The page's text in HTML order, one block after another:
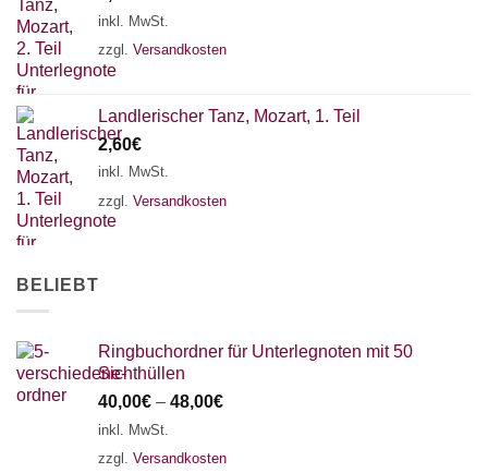
inkl. MwSt.
zzgl. Versandkosten
Landlerischer Tanz, Mozart, 1. Teil
2,60€
inkl. MwSt.
zzgl. Versandkosten
BELIEBT
Ringbuchordner für Unterlegnoten mit 50
Sichthüllen
40,00€ – 48,00€
inkl. MwSt.
zzgl. Versandkosten
18 SAITEN
AKKORDZITHER